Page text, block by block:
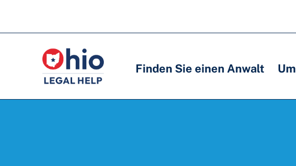
Finden Sie einen Anwalt Um